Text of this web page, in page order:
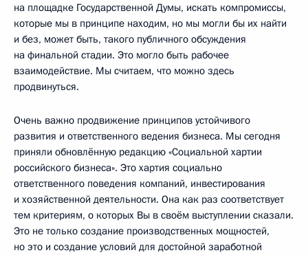
на площадке Государственной Думы, искать компромиссы,
которые мы в принципе находим, но мы могли бы их найти
и без, может быть, такого публичного обсуждения
на финальной стадии. Это могло быть рабочее
взаимодействие. Мы считаем, что можно здесь
продвинуться.
Очень важно продвижение принципов устойчивого
развития и ответственного ведения бизнеса. Мы сегодня
приняли обновлённую редакцию «Социальной хартии
российского бизнеса». Это хартия социально
ответственного поведения компаний, инвестирования
и хозяйственной деятельности. Она как раз соответствует
тем критериям, о которых Вы в своём выступлении сказали.
Это не только создание производственных мощностей,
но это и создание условий для достойной заработной